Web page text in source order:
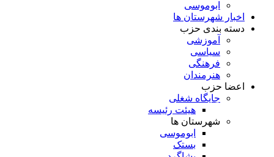
ابوموسی
اخبار شهرستان ها
دسته بندی حزب
آموزشی
سیاسی
فرهنگی
هنرمندان
اعضا حزب
جایگاه شغلی
هیئت رئیسه
شهرستان ها
ابوموسی
بستک